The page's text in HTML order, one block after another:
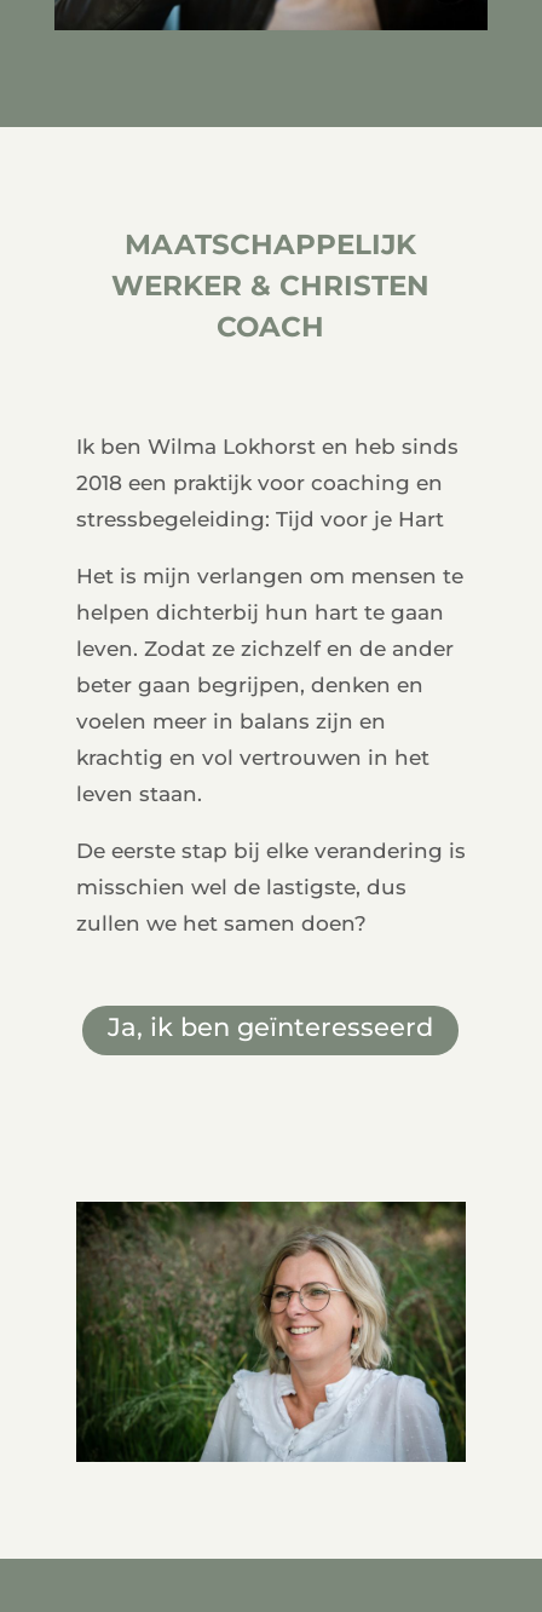
MAATSCHAPPELIJK
WERKER & CHRISTEN
COACH
Ik ben Wilma Lokhorst en heb sinds
2018 een praktijk voor coaching en
stressbegeleiding: Tijd voor je Hart
Het is mijn verlangen om mensen te
helpen dichterbij hun hart te gaan
leven. Zodat ze zichzelf en de ander
beter gaan begrijpen, denken en
voelen meer in balans zijn en
krachtig en vol vertrouwen in het
leven staan.
De eerste stap bij elke verandering is
misschien wel de lastigste, dus
zullen we het samen doen?
Ja, ik ben geïnteresseerd